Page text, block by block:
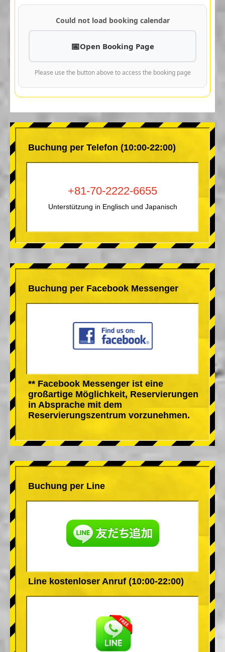
Could not load booking calendar
Open Booking Page
Please use the button above to access the booking page
Buchung per Telefon (10:00-22:00)
+81-70-2222-6655
Unterstützung in Englisch und Japanisch
Buchung per Facebook Messenger
** Facebook Messenger ist eine
großartige Möglichkeit, Reservierungen
in Absprache mit dem
Reservierungszentrum vorzunehmen.
Buchung per Line
Line kostenloser Anruf (10:00-22:00)